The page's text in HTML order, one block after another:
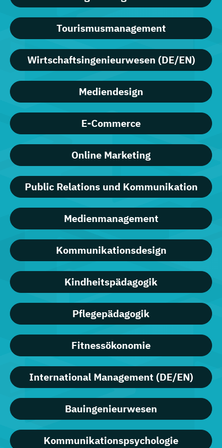
Tourismusmanagement
Wirtschaftsingenieurwesen (DE/EN)
Mediendesign
E-Commerce
Online Marketing
Public Relations und Kommunikation
Medienmanagement
Kommunikationsdesign
Kindheitspädagogik
Pflegepädagogik
Fitnessökonomie
International Management (DE/EN)
Bauingenieurwesen
Kommunikationspsychologie